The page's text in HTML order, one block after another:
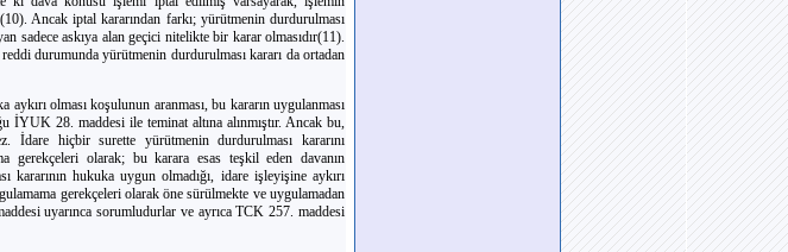
Ancak iptal kararından farkı; yürütmenin durdurulması
sadece askıya alan geçici nitelikte bir karar olmasıdır(11).
durumunda yürütmenin durdurulması kararı da ortadan
olması koşulunun aranması, bu kararın uygulanması
28. maddesi ile teminat altına alınmıştır. Ancak bu,
İdare hiçbir surette yürütmenin durdurulması kararını
gerekçeleri olarak; bu karara esas teşkil eden davanın
kararının hukuka uygun olmadığı, idare işleyişine aykırı
gerekçeleri olarak öne sürülmekte ve uygulamadan
uyarınca sorumludurlar ve ayrıca TCK 257. maddesi